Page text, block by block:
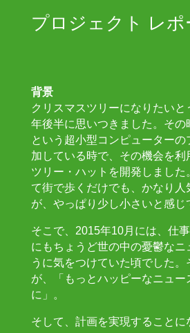
プロジェクト レポ
背景
クリスマスツリーになりたい
年後半に思いつきました。その
という超小型コンピューターの
加している時で、その機会を利
ツリー・ハットを開発しました
て街で歩くだけでも、かなり人
が、やっぱり少し小さいと感
そこで、2015年10月には、仕
にもちょうど世の中の憂鬱なニ
うに気をつけていた頃でした
が、「もっとハッピーなニュー
に」。
そして、計画を実現することに